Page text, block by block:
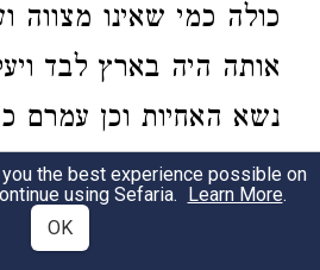
כולה כמי שאינו מצווה
אותה היה בארץ לבד
נשא האחיות וכן עמרם
אלהי הארץ אע"פ
בכל מקום והמצבה
the best experience possible on
using Sefaria. Learn More.
OK